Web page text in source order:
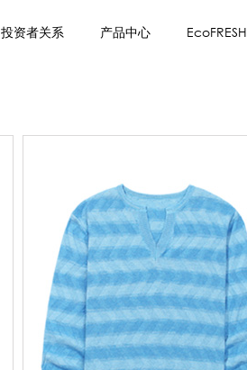
投资者关系 产品中心 EcoFRESH